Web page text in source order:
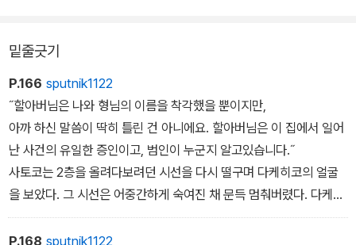
밑줄긋기
P.166 sputnik1122
˝할아버님은 나와 형님의 이름을 착각했을 뿐이지만,
아까 하신 말씀이 딱히 틀린 건 아니에요. 할아버님은 이 집에서 일어
난 사건의 유일한 증인이고, 범인이 누군지 알고있습니다.˝
사토코는 2층을 올려다보려던 시선을 다시 떨구며 다케히코의 얼굴
을 보았다. 그 시선은 어중간하게 숙여진 채 문득 멈춰버렸다. 다케히
코의 얼굴에 지금껏 한 번도 본 적이없는 기묘한 미소가 서려 있었
기 때문이다.
P.168 sputnik1122